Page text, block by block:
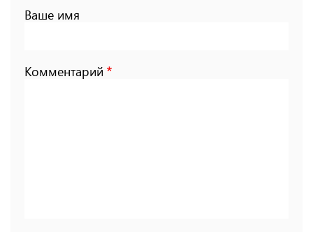
Ваше имя
Комментарий